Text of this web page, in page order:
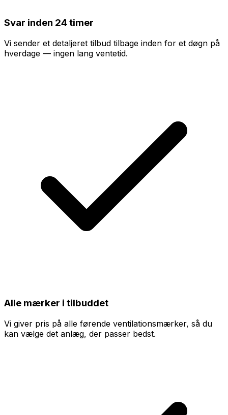
Svar inden 24 timer
Vi sender et detaljeret tilbud tilbage inden for et døgn på
hverdage — ingen lang ventetid.
Alle mærker i tilbuddet
Vi giver pris på alle førende ventilationsmærker, så du
kan vælge det anlæg, der passer bedst.